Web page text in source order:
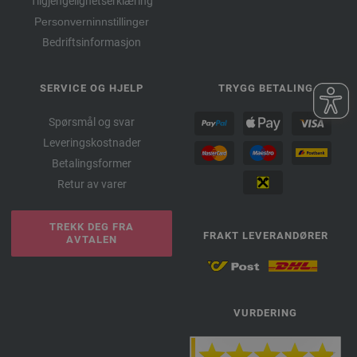
Personverninnstillinger
Bedriftsinformasjon
SERVICE OG HJELP
Spørsmål og svar
Leveringskostnader
Betalingsformer
Retur av varer
TREKK DEG FRA
AVTALEN
TRYGG BETALING
FRAKT LEVERANDØRER
VURDERING